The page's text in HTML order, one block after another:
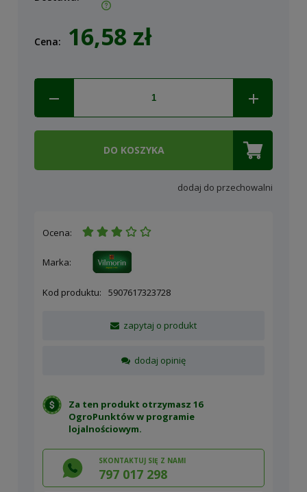
Cena: 16,58 zł
DO KOSZYKA
dodaj do przechowalni
Ocena:
Marka:
Kod produktu: 5907617323728
zapytaj o produkt
dodaj opinię
Za ten produkt otrzymasz 16
OgroPunktów w programie
lojalnościowym.
SKONTAKTUJ SIĘ Z NAMI
797 017 298